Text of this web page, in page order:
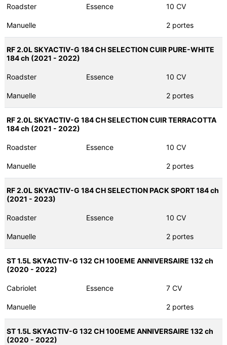
Roadster Essence 10 CV
Manuelle 2 portes
RF 2.0L SKYACTIV-G 184 CH SELECTION CUIR PURE-WHITE
184 ch (2021 - 2022)
Roadster Essence 10 CV
Manuelle 2 portes
RF 2.0L SKYACTIV-G 184 CH SELECTION CUIR TERRACOTTA
184 ch (2021 - 2022)
Roadster Essence 10 CV
Manuelle 2 portes
RF 2.0L SKYACTIV-G 184 CH SELECTION PACK SPORT 184 ch
(2021 - 2023)
Roadster Essence 10 CV
Manuelle 2 portes
ST 1.5L SKYACTIV-G 132 CH 100EME ANNIVERSAIRE 132 ch
(2020 - 2022)
Cabriolet Essence 7 CV
Manuelle 2 portes
ST 1.5L SKYACTIV-G 132 CH 100EME ANNIVERSAIRE 132 ch
(2020 - 2022)